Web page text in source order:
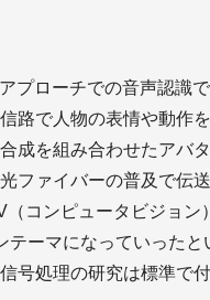
プローチでの音声認識
路で人物の表情や動作
成を組み合わせたアバ
ファイバーの普及で伝
コンピュータビジョ
テーマになっていった
号処理の研究は標準で